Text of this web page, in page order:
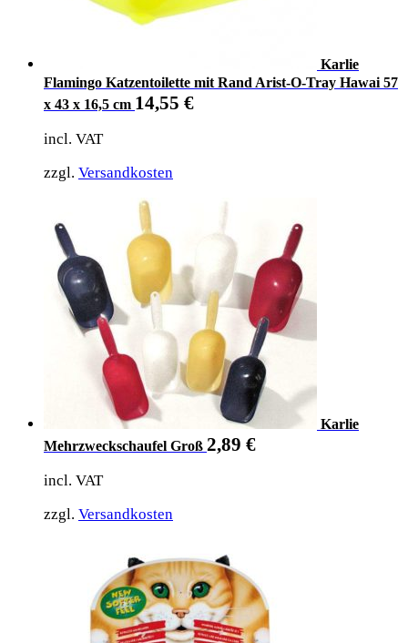
Karlie
Flamingo Katzentoilette mit Rand Arist-O-Tray Hawai 57
x 43 x 16,5 cm 14,55 €
incl. VAT
zzgl. Versandkosten
Karlie
Mehrzweckschaufel Groß 2,89 €
incl. VAT
zzgl. Versandkosten